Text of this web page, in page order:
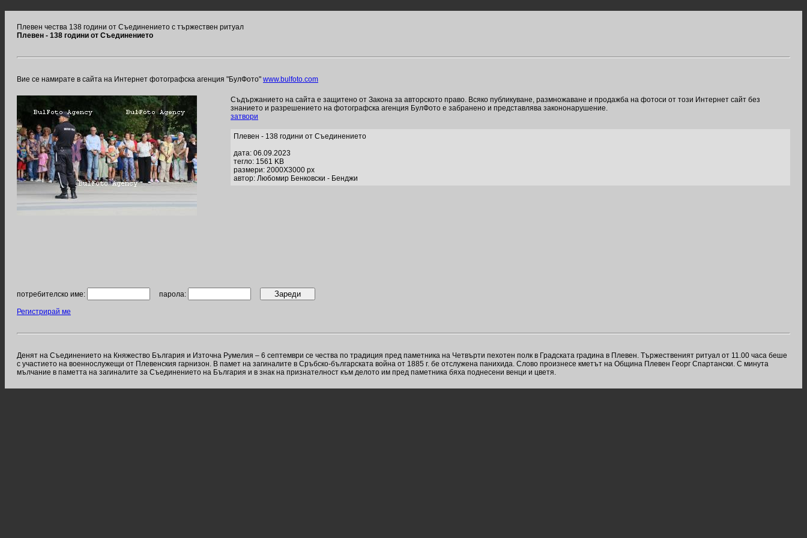
Плевен чества 138 години от Съединението с тържествен ритуал
Плевен - 138 години от Съединението
Вие се намирате в сайта на Интернет фотографска агенция "БулФото" www.bulfoto.com
Съдържанието на сайта е защитено от Закона за авторското право. Всяко публикуване, размножаване и продажба на фотоси от този Интернет сайт без
знанието и разрешението на фотографска агенция БулФото е забранено и представлява закононарушение.
затвори
Плевен - 138 години от Съединението
дата: 06.09.2023
тегло: 1561 KB
размери: 2000X3000 px
автор: Любомир Бенковски - Бенджи
потребителско име: парола:
Регистрирай ме
Денят на Съединението на Княжество България и Източна Румелия – 6 септември се чества по традиция пред паметника на Четвърти пехотен полк в Градската градина в Плевен. Тържественият ритуал от 11.00 часа беше
с участието на военнослужещи от Плевенския гарнизон. В памет на загиналите в Сръбско-българската война от 1885 г. бе отслужена панихида. Слово произнесе кметът на Община Плевен Георг Спартански. С минута
мълчание в паметта на загиналите за Съединението на България и в знак на признателност към делото им пред паметника бяха поднесени венци и цветя.